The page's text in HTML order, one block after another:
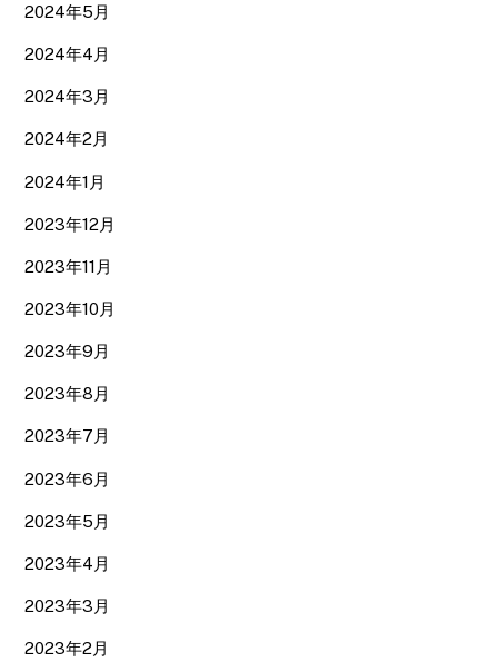
2024年5月
2024年4月
2024年3月
2024年2月
2024年1月
2023年12月
2023年11月
2023年10月
2023年9月
2023年8月
2023年7月
2023年6月
2023年5月
2023年4月
2023年3月
2023年2月